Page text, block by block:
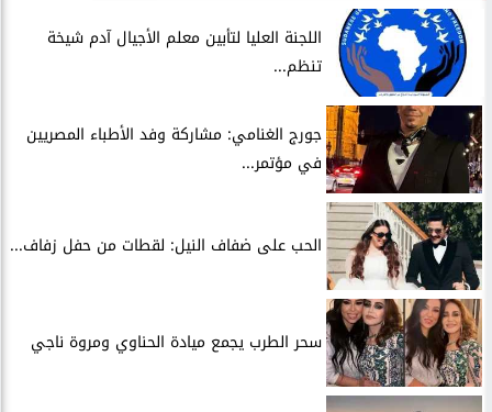
اللجنة العليا لتأبين معلم الأجيال آدم شيخة
تنظم...
جورج الغنامي: مشاركة وفد الأطباء المصريين
في مؤتمر...
الحب على ضفاف النيل: لقطات من حفل زفاف...
سحر الطرب يجمع ميادة الحناوي ومروة ناجي